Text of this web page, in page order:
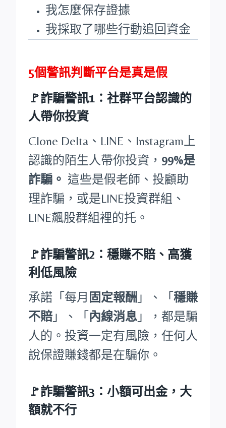
我怎麼保存證據
我採取了哪些行動追回資金
5個警訊判斷平台是真是假
🚩詐騙警訊1：社群平台認識的
人帶你投資
Clone Delta、LINE、Instagram上
認識的陌生人帶你投資， 99%是
詐騙。 這些是假老師、投顧助
理詐騙，或是LINE投資群組、
LINE飆股群組裡的托。
🚩詐騙警訊2：穩賺不賠、高獲
利低風險
承諾「每月 固定報酬 」、「 穩賺
不賠 」、「 內線消息 」，都是騙
人的。投資一定有風險，任何人
說保證賺錢都是在騙你。
🚩詐騙警訊3：小額可出金，大
額就不行